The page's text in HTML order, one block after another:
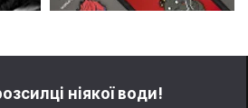
ніякої води!